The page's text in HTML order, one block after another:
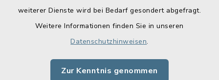
weiterer Dienste wird bei Bedarf gesondert abgefragt.
Weitere Informationen finden Sie in unseren
Datenschutzhinweisen.
Zur Kenntnis genommen
Impressum
Sitemap
Cookie-Einstellungen